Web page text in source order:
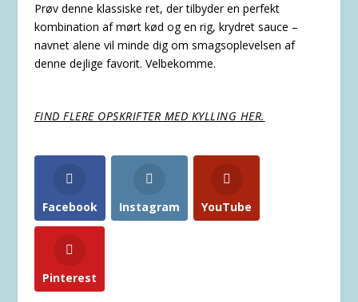
Prøv denne klassiske ret, der tilbyder en perfekt
kombination af mørt kød og en rig, krydret sauce –
navnet alene vil minde dig om smagsoplevelsen af
denne dejlige favorit. Velbekomme.
FIND FLERE OPSKRIFTER MED KYLLING HER.
Facebook Instagram YouTube
Pinterest